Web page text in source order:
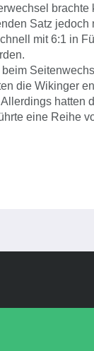
brachte
Satz jedoch
mit 6:1 in
die Wikinger
hatten
eine Reihe